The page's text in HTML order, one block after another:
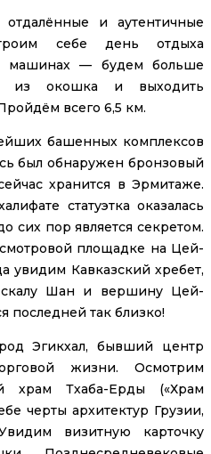
и аутентичные
себе день отдыха
машинах — будем больше
из окошка и выходить
всего 6,5 км.
башенных комплексов
был обнаружен бронзовый
хранится в Эрмитаже.
статуэтка оказалась
сих пор является секретом.
площадке на Цей-
увидим Кавказский хребет,
скалу Шан и вершину Цей-
так близко!
Эгикхал, бывший центр
жизни. Осмотрим
храм Тхаба-Ерды («Храм
черты архитектур Грузии,
визитную карточку